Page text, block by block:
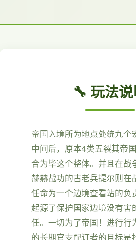
🔧 玩法
帝国入境所为地点处统九个
中间后，原本4类五裂其帝
合为毕这个整体。并且在战
赫赫战功的古老兵提尔则在
任命为一个边境查看站的负
起源了保护国家边境没有害
任。一切为了帝国！进行行
的长期官支配订者的目标是